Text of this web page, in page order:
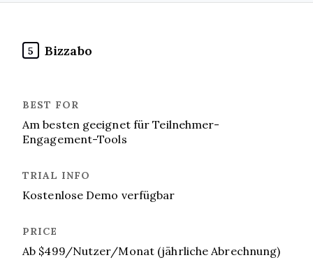
5 Bizzabo
Am besten geeignet für Teilnehmer-
Engagement-Tools
Kostenlose Demo verfügbar
Ab $499/Nutzer/Monat (jährliche Abrechnung)